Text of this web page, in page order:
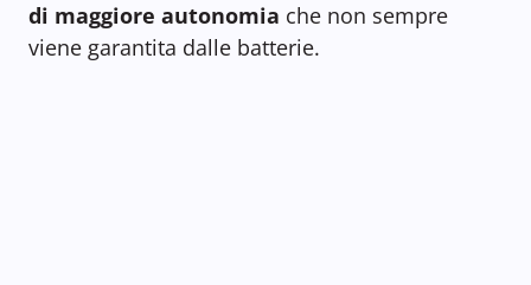
di maggiore autonomia che non sempre
viene garantita dalle batterie.